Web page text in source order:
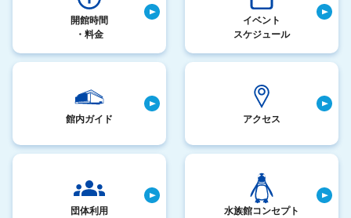
開館時間
・料金
イベント
スケジュール
館内ガイド アクセス
団体利用 水族館コンセプト